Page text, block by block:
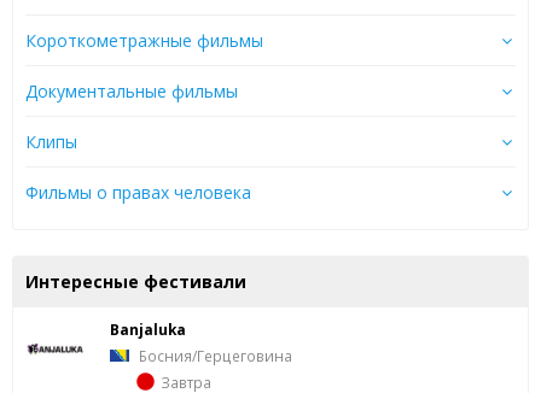
Короткометражные фильмы
Документальные фильмы
Клипы
Фильмы о правах человека
Интересные фестивали
Banjaluka
Босния/Герцеговина
Завтра